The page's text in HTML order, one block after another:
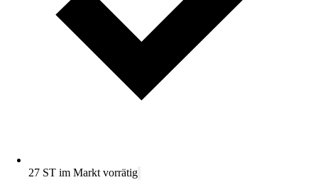
27 ST im Markt vorrätig